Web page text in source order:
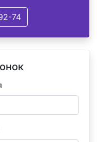
74